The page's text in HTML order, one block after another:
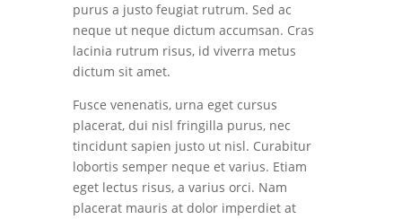
purus a justo feugiat rutrum. Sed ac
neque ut neque dictum accumsan. Cras
lacinia rutrum risus, id viverra metus
dictum sit amet.
Fusce venenatis, urna eget cursus
placerat, dui nisl fringilla purus, nec
tincidunt sapien justo ut nisl. Curabitur
lobortis semper neque et varius. Etiam
eget lectus risus, a varius orci. Nam
placerat mauris at dolor imperdiet at